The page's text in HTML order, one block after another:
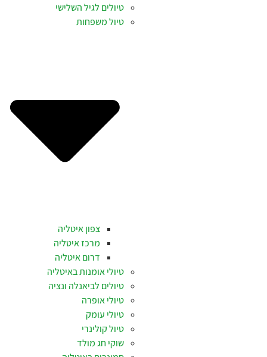
טיולים לגיל השלישי
טיול משפחות
צפון איטליה
מרכז איטליה
דרום איטליה
טיולי אומנות באיטליה
טיולים לביאנלה ונציה
טיולי אופרה
טיולי עומק
טיול קולינרי
שוקי חג מולד